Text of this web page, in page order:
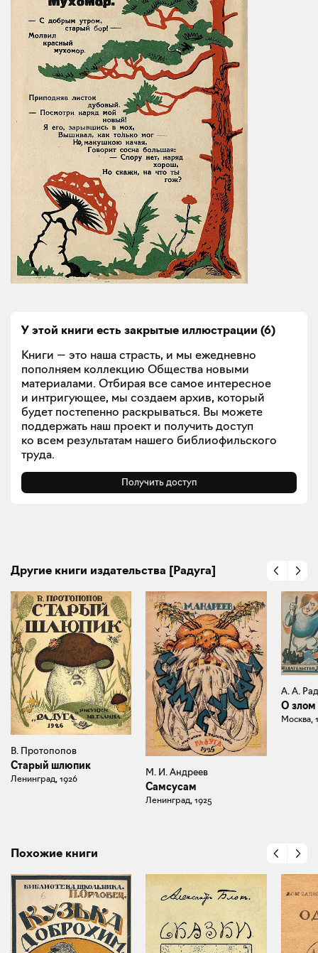
У этой книги есть закрытые иллюстрации (6)
Книги — это наша страсть, и мы ежедневно
пополняем коллекцию Общества новыми
материалами. Отбирая все самое интересное
и интригующее, мы создаем архив, который
будет постепенно раскрываться. Вы можете
поддержать наш проект и получить доступ
ко всем результатам нашего библиофильского
труда.
Получить доступ
Другие книги издательства [Радуга]
В. Протопопов
Старый шлюпик
Ленинград, 1926
М. И. Андреев
Самсусам
Ленинград, 1925
А. А.
О злом
Москва,
Похожие книги